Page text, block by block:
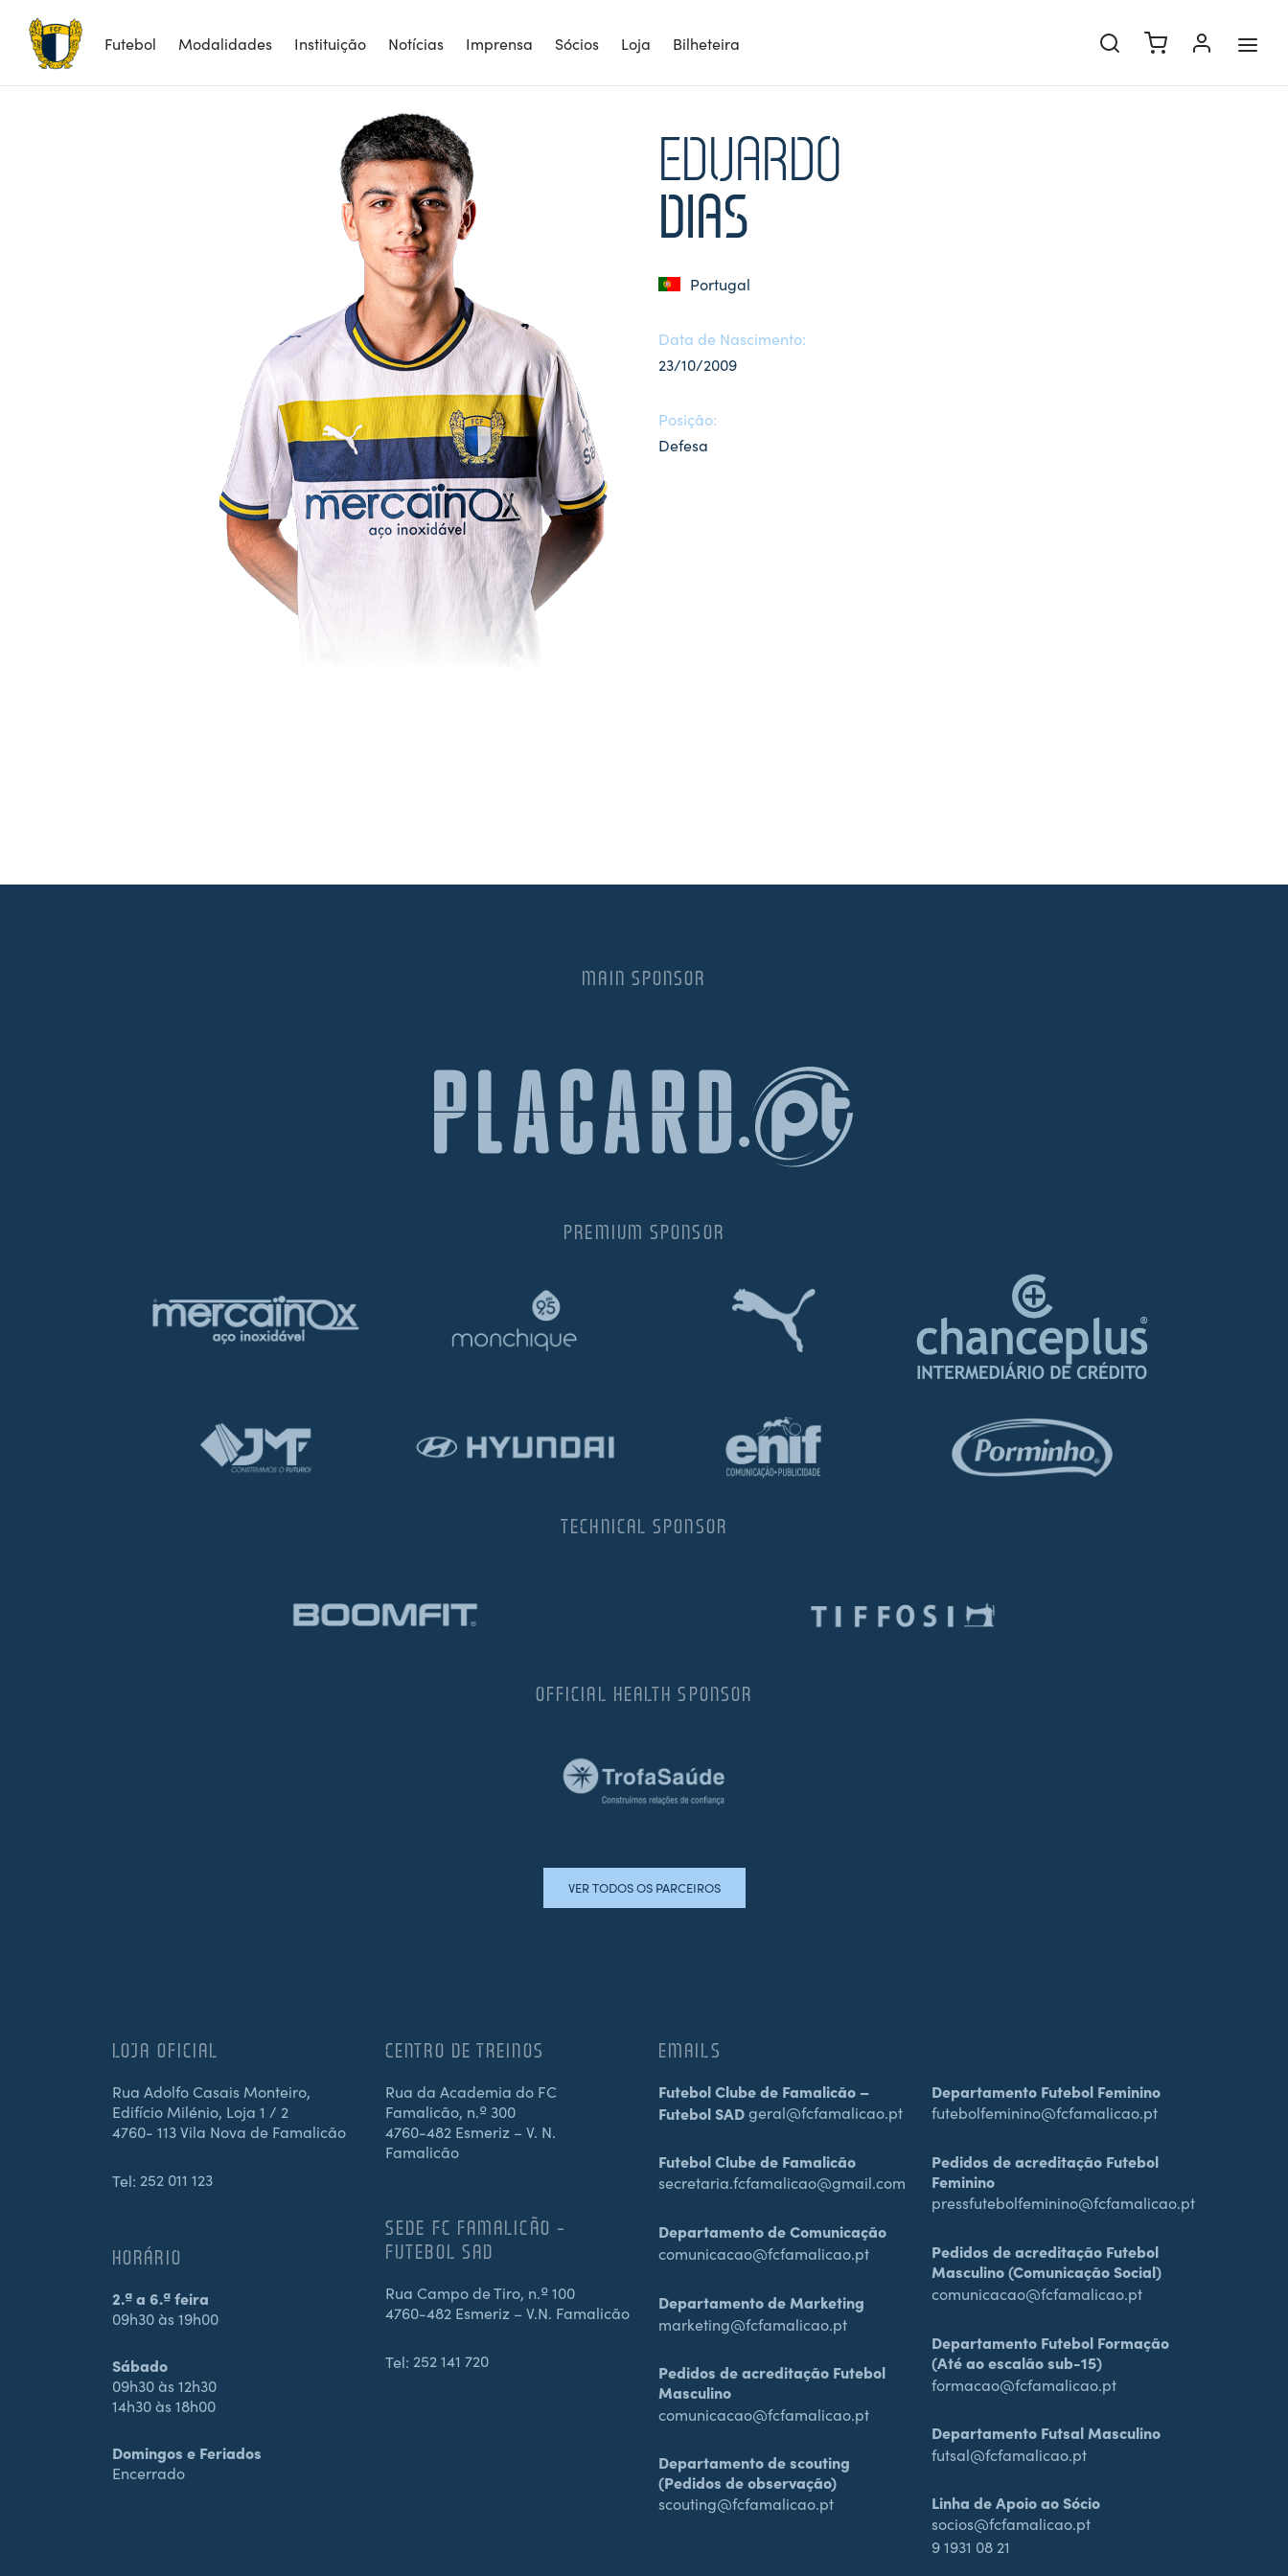
Futebol Modalidades Instituição Notícias Imprensa Sócios Loja Bilheteira
EDUARDO
DIAS
Portugal
Data de Nascimento:
23/10/2009
Posição:
Defesa
MAIN SPONSOR
PREMIUM SPONSOR
TECHNICAL SPONSOR
OFFICIAL HEALTH SPONSOR
VER TODOS OS PARCEIROS
LOJA OFICIAL
Rua Adolfo Casais Monteiro,
Edifício Milénio, Loja 1 / 2
4760- 113 Vila Nova de Famalicão
Tel: 252 011 123
HORÁRIO
2.ª a 6.ª feira
09h30 às 19h00
Sábado
09h30 às 12h30
14h30 às 18h00
Domingos e Feriados
Encerrado
CENTRO DE TREINOS
Rua da Academia do FC
Famalicão, n.º 300
4760-482 Esmeriz – V. N.
Famalicão
SEDE FC FAMALICÃO –
FUTEBOL SAD
Rua Campo de Tiro, n.º 100
4760-482 Esmeriz – V.N. Famalicão
Tel: 252 141 720
EMAILS
Futebol Clube de Famalicão –
Futebol SADgeral@fcfamalicao.pt
Futebol Clube de Famalicão
secretaria.fcfamalicao@gmail.com
Departamento de Comunicação
comunicacao@fcfamalicao.pt
Departamento de Marketing
marketing@fcfamalicao.pt
Pedidos de acreditação Futebol
Masculino
comunicacao@fcfamalicao.pt
Departamento de scouting
(Pedidos de observação)
scouting@fcfamalicao.pt
Departamento Futebol Feminino
futebolfeminino@fcfamalicao.pt
Pedidos de acreditação Futebol
Feminino
pressfutebolfeminino@fcfamalicao.pt
Pedidos de acreditação Futebol
Masculino (Comunicação Social)
comunicacao@fcfamalicao.pt
Departamento Futebol Formação
(Até ao escalão sub-15)
formacao@fcfamalicao.pt
Departamento Futsal Masculino
futsal@fcfamalicao.pt
Linha de Apoio ao Sócio
socios@fcfamalicao.pt
9 1931 08 21